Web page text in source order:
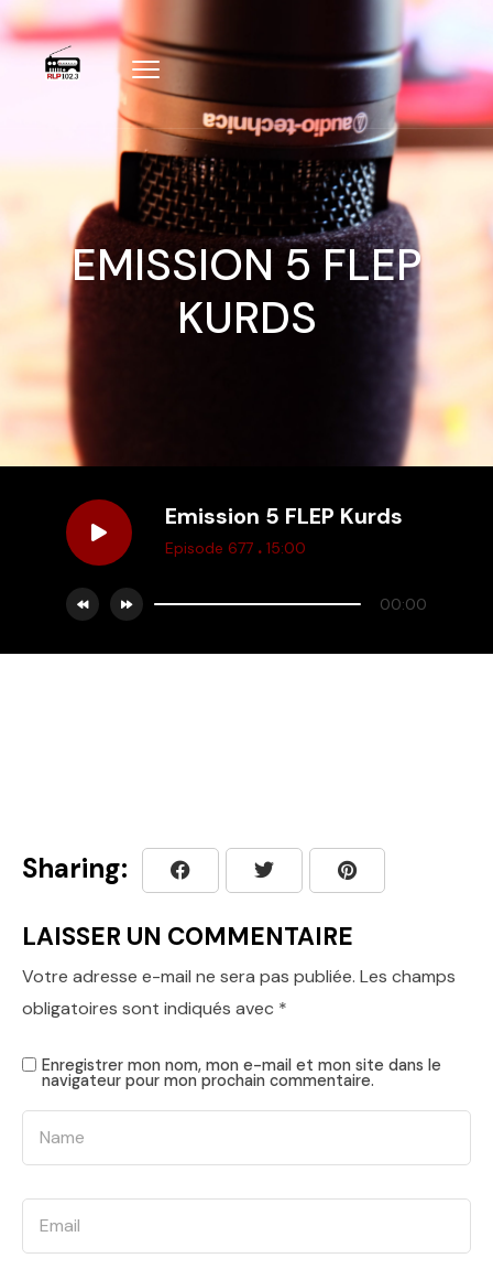
EMISSION 5 FLEP
KURDS
Emission 5 FLEP Kurds
Episode 677 . 15:00
00:00
Sharing:
LAISSER UN COMMENTAIRE
Votre adresse e-mail ne sera pas publiée. Les champs
obligatoires sont indiqués avec *
Enregistrer mon nom, mon e-mail et mon site dans le
navigateur pour mon prochain commentaire.